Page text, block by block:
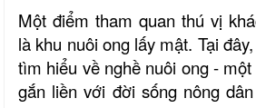
Một điểm tham quan thú vị
là khu nuôi ong lấy mật. Tại
tìm hiểu về nghề nuôi ong-một
gắn liền với đời sống nông